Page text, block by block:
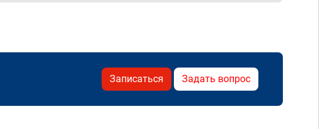
Записаться Задать вопрос